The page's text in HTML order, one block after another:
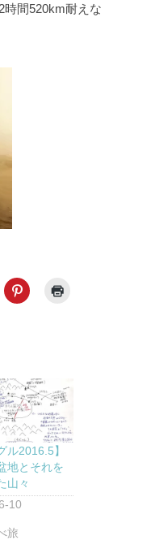
時間520km耐えな
ル2016.5】
地とそれを
山々
10
旅